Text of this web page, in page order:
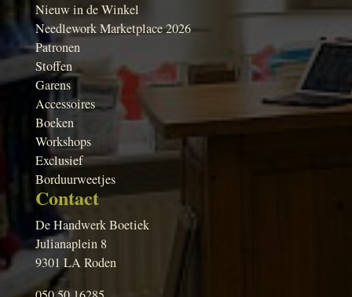
Nieuw in de Winkel
Needlework Marketplace 2026
Patronen
Stoffen
Garens
Accessoires
Boeken
Workshops
Exclusief
Borduurweetjes
Contact
De Handwerk Boetiek
Julianaplein 8
9301 LA Roden